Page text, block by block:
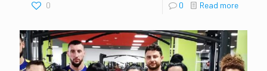
0 0 Read more